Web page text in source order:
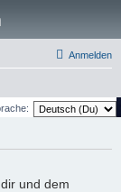
Anmelden
und dem